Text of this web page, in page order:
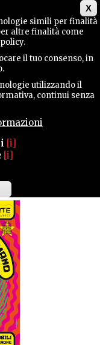
X
simili per finalità
altre finalità come
il tuo consenso, in
utilizzando il
continui senza
[i]
[i]
Withdraw